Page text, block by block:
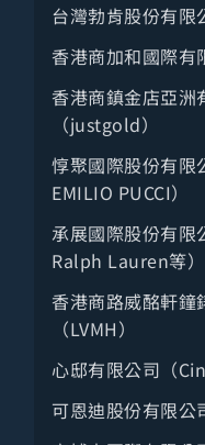
服飾配件
食品批發零售
餐飲服務
汽機零件
運輸儲配
旅宿觀光
傳播出版
金融保險
營建機電
台灣勃肯股份有限
香港商加和國際有
香港商鎮金店亞洲
（justgold）
惇聚國際股份有限
EMILIO PUCCI）
承展國際股份有限
Ralph Lauren等）
香港商路威酩軒鐘
（LVMH）
心邸有限公司（
可恩迪股份有限公